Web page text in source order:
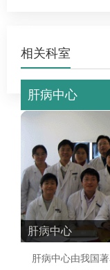
相关科室
肝病中心
肝病中心
肝病中心由我国